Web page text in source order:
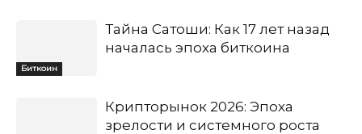
Биткоин
Тайна Сатоши: Как 17 лет назад
началась эпоха биткоина
Крипторынок 2026: Эпоха
зрелости и системного роста